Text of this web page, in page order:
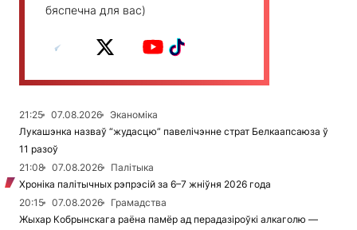
бяспечна для вас)
21:25 07.08.2026
Эканоміка
Лукашэнка назваў “жудасцю” павелічэнне страт Белкаапсаюза ў
11 разоў
21:08
07.08.2026
Палітыка
Хроніка палітычных рэпрэсій за 6–7 жніўня 2026 года
20:15
07.08.2026
Грамадства
Жыхар Кобрынскага раёна памёр ад перадазіроўкі алкаголю —